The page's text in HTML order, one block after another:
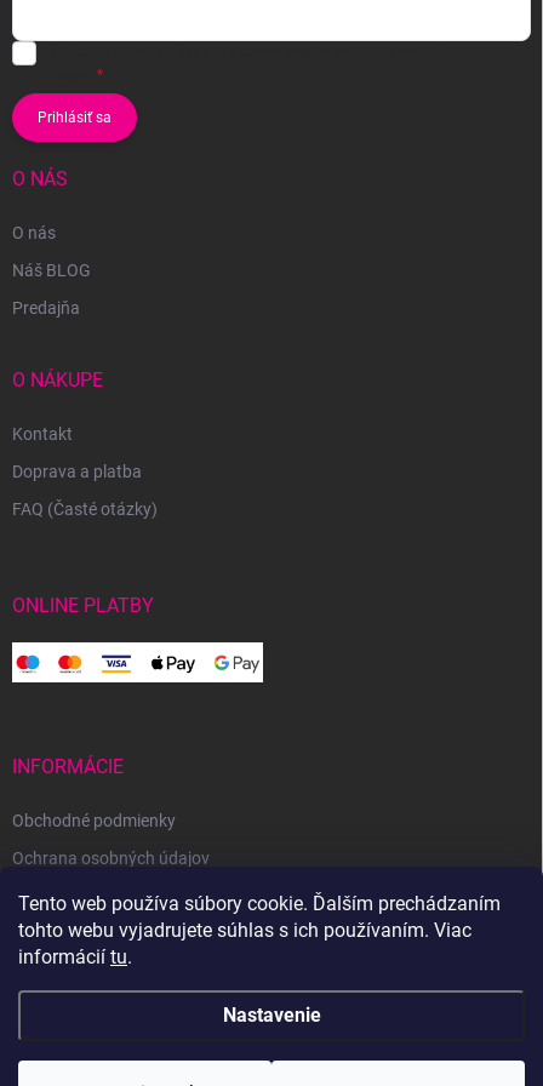
Tento web používa súbory cookie. Ďalším prechádzaním
tohto webu vyjadrujete súhlas s ich používaním. Viac
informácií tu.
Nastavenie
Prihlásiť sa
O NÁS
O nás
Náš BLOG
Predajňa
O NÁKUPE
Kontakt
Doprava a platba
FAQ (Časté otázky)
ONLINE PLATBY
INFORMÁCIE
Obchodné podmienky
Ochrana osobných údajov
Reklamačný poriadok
Odstúpenie od zmluvy